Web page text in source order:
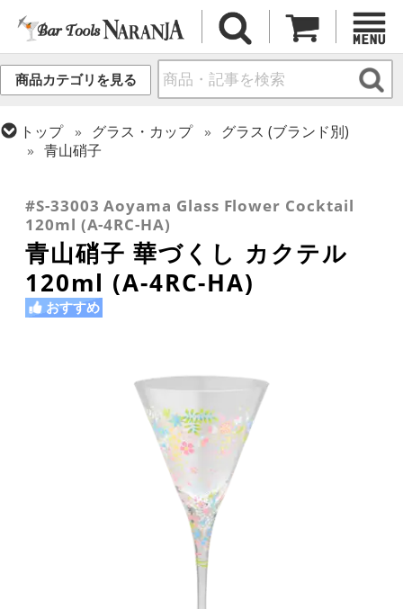
商品カテゴリを見る
トップ グラス・カップ
グラス (ブランド別)
青山硝子
カクテルグラス (~139ml)
#S-33003 Aoyama Glass Flower Cocktail
120ml (A-4RC-HA)
青山硝子 華づくし カクテル
120ml (A-4RC-HA)
おすすめ